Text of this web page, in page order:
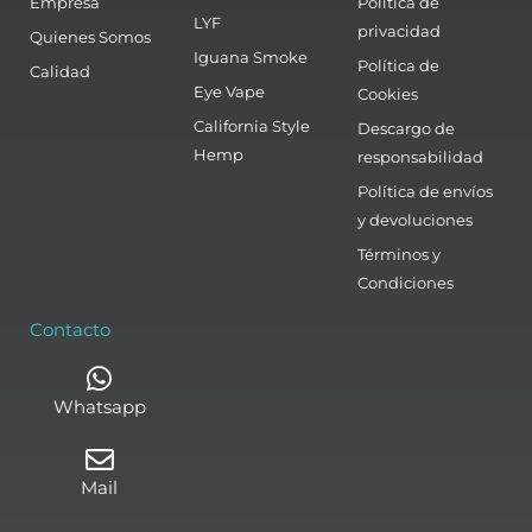
Quienes Somos
Calidad
LYF
Iguana Smoke
Eye Vape
California Style
Hemp
privacidad
Política de
Cookies
Descargo de
responsabilidad
Política de envíos
y devoluciones
Términos y
Condiciones
Contacto
Whatsapp
Mail